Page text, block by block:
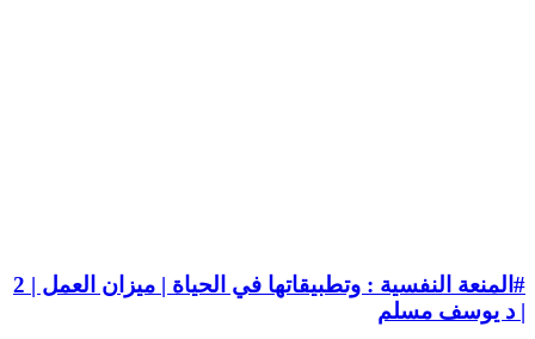
#المنعة النفسية : وتطبيقاتها في الحياة | ميزان العمل | 2
| د يوسف مسلم